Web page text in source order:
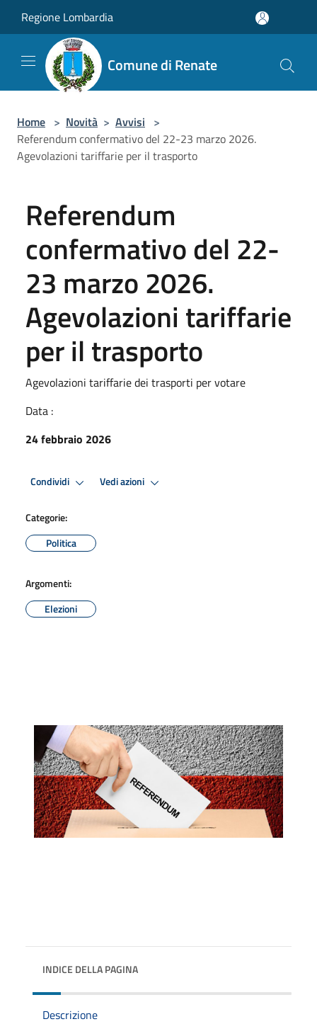
Regione Lombardia
Comune di Renate
Home > Novità > Avvisi >
Referendum confermativo del 22-23 marzo 2026.
Agevolazioni tariffarie per il trasporto
Referendum
confermativo del 22-
23 marzo 2026.
Agevolazioni tariffarie
per il trasporto
Agevolazioni tariffarie dei trasporti per votare
Data :
24 febbraio 2026
Condividi Vedi azioni
Categorie:
Politica
Argomenti:
Elezioni
INDICE DELLA PAGINA
Descrizione